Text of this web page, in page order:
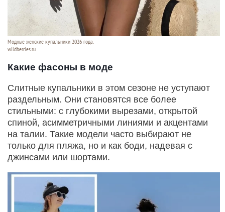
Модные женские купальники 2026 года.
wildberries.ru
Какие фасоны в моде
Слитные купальники в этом сезоне не уступают
раздельным. Они становятся все более
стильными: с глубокими вырезами, открытой
спиной, асимметричными линиями и акцентами
на талии. Такие модели часто выбирают не
только для пляжа, но и как боди, надевая с
джинсами или шортами.